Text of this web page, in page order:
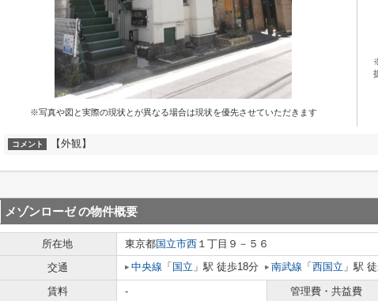
※写真や図と実際の現状とが異なる場合は現状を優先させていただきます
コメント 【外観】
メゾンローゼの物件概要
所在地 東京都国立市西 １丁目９－５６
交通
中央線 「 国立 」駅 徒歩18分 南武線 「 西国立 」駅
賃料 - 管理費・共益費